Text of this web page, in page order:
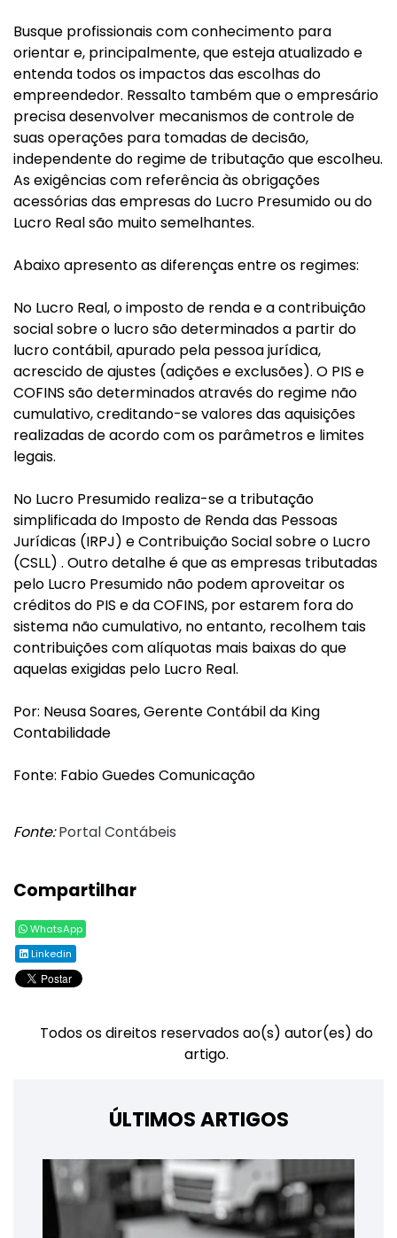
Busque profissionais com conhecimento para
orientar e, principalmente, que esteja atualizado e
entenda todos os impactos das escolhas do
empreendedor. Ressalto também que o empresário
precisa desenvolver mecanismos de controle de
suas operações para tomadas de decisão,
independente do regime de tributação que escolheu.
As exigências com referência às obrigações
acessórias das empresas do Lucro Presumido ou do
Lucro Real são muito semelhantes.
Abaixo apresento as diferenças entre os regimes:
No Lucro Real, o imposto de renda e a contribuição
social sobre o lucro são determinados a partir do
lucro contábil, apurado pela pessoa jurídica,
acrescido de ajustes (adições e exclusões). O PIS e
COFINS são determinados através do regime não
cumulativo, creditando-se valores das aquisições
realizadas de acordo com os parâmetros e limites
legais.
No Lucro Presumido realiza-se a tributação
simplificada do Imposto de Renda das Pessoas
Jurídicas (IRPJ) e Contribuição Social sobre o Lucro
(CSLL) . Outro detalhe é que as empresas tributadas
pelo Lucro Presumido não podem aproveitar os
créditos do PIS e da COFINS, por estarem fora do
sistema não cumulativo, no entanto, recolhem tais
contribuições com alíquotas mais baixas do que
aquelas exigidas pelo Lucro Real.
Por: Neusa Soares, Gerente Contábil da King
Contabilidade
Fonte: Fabio Guedes Comunicação
Fonte: Portal Contábeis
Compartilhar
WhatsApp
Linkedin
Todos os direitos reservados ao(s) autor(es) do
artigo.
ÚLTIMOS ARTIGOS